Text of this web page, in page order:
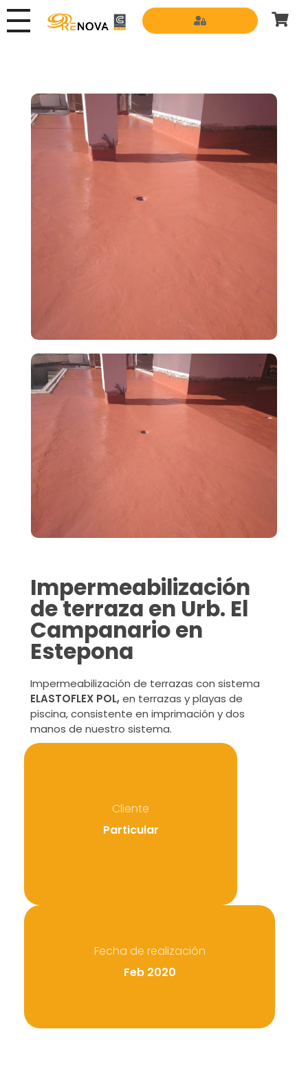
Impermeabilización
de terraza en Urb. El
Campanario en
Estepona
Impermeabilización de terrazas con sistema
ELASTOFLEX POL,en terrazas y playas de
piscina, consistente en imprimación y dos
manos de nuestro sistema.
Cliente
Particular
Fecha de realización
Feb 2020